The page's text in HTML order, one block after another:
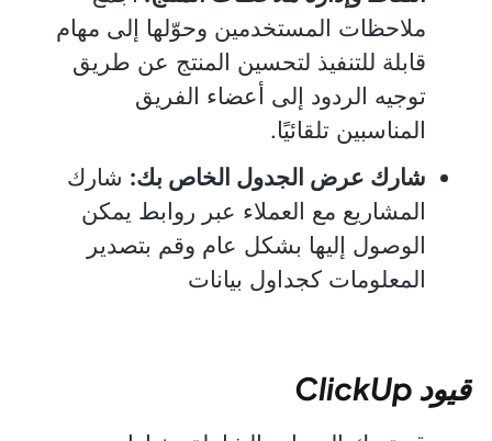
ملاحظات المستخدمين وحوّلها إلى مهام
قابلة للتنفيذ لتحسين المنتج عن طريق
توجيه الردود إلى أعضاء الفريق
المناسبين تلقائيًا.
شارك عرض الجدول الخاص بك: شارك
المشاريع مع العملاء عبر روابط يمكن
الوصول إليها بشكل عام وقم بتصدير
المعلومات كجداول بيانات
قيود ClickUp